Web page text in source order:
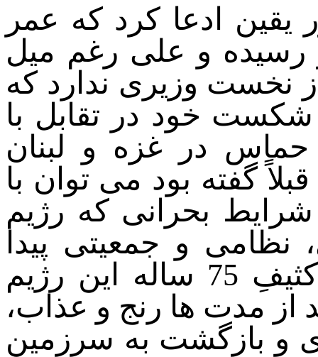
یقین ادعا کرد که عمر
رسیده و علی رغم میل
نخست وزیری ندارد که
شکست خود در تقابل با
در غزه و لبنان
گفته بود می توان با
بحرانی که رژیم
نظامی و جمعیتی پیدا
کرده است، فروپاشی نظام کثیفِ 75 ساله این رژیم
مدت ها رنج و عذاب،
و بازگشت به سرزمین